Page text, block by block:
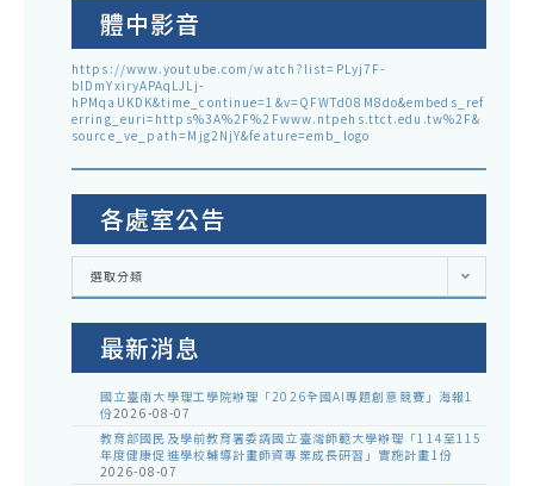
體中影音
https://www.youtube.com/watch?list=PLyj7F-
blDmYxiryAPAqLJLj-
hPMqaUKDK&time_continue=1&v=QFWTd08M8do&embeds_ref
erring_euri=https%3A%2F%2Fwww.ntpehs.ttct.edu.tw%2F&
source_ve_path=Mjg2NjY&feature=emb_logo
各處室公告
各
室
選取分類
最新消息
國立臺南大學理工學院辦理「2026全國AI專題創意競賽」海報1
份2026-08-07
教育部國民及學前教育署委請國立臺灣師範大學辦理「114至115
年度健康促進學校輔導計畫師資專業成長研習」實施計畫1份
2026-08-07